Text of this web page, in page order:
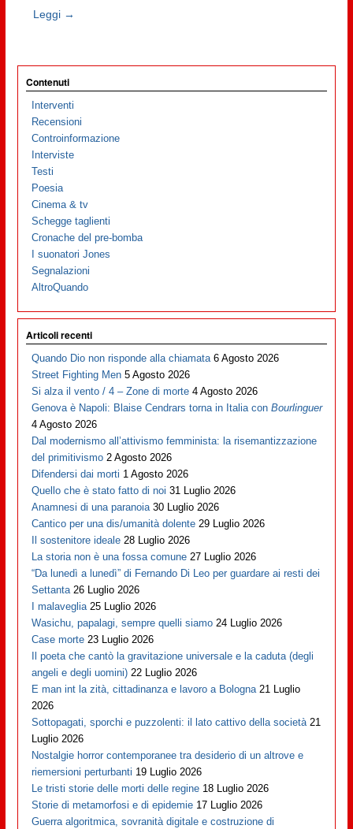
Leggi →
Contenuti
Interventi
Recensioni
Controinformazione
Interviste
Testi
Poesia
Cinema & tv
Schegge taglienti
Cronache del pre-bomba
I suonatori Jones
Segnalazioni
AltroQuando
Articoli recenti
Quando Dio non risponde alla chiamata 6 Agosto 2026
Street Fighting Men 5 Agosto 2026
Si alza il vento / 4 – Zone di morte 4 Agosto 2026
Genova è Napoli: Blaise Cendrars torna in Italia conBourlinguer
4 Agosto 2026
Dal modernismo all’attivismo femminista: la risemantizzazione
del primitivismo 2 Agosto 2026
Difendersi dai morti 1 Agosto 2026
Quello che è stato fatto di noi 31 Luglio 2026
Anamnesi di una paranoia 30 Luglio 2026
Cantico per una dis/umanità dolente 29 Luglio 2026
Il sostenitore ideale 28 Luglio 2026
La storia non è una fossa comune 27 Luglio 2026
“Da lunedì a lunedì” di Fernando Di Leo per guardare ai resti dei
Settanta 26 Luglio 2026
I malaveglia 25 Luglio 2026
Wasichu, papalagi, sempre quelli siamo 24 Luglio 2026
Case morte 23 Luglio 2026
Il poeta che cantò la gravitazione universale e la caduta (degli
angeli e degli uomini) 22 Luglio 2026
E man int la zità, cittadinanza e lavoro a Bologna 21 Luglio
2026
Sottopagati, sporchi e puzzolenti: il lato cattivo della società 21
Luglio 2026
Nostalgie horror contemporanee tra desiderio di un altrove e
riemersioni perturbanti 19 Luglio 2026
Le tristi storie delle morti delle regine 18 Luglio 2026
Storie di metamorfosi e di epidemie 17 Luglio 2026
Guerra algoritmica, sovranità digitale e costruzione di